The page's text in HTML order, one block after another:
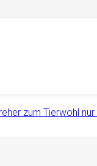
zum Tierwohl